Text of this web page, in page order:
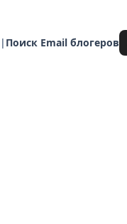
| Поиск Email блогеров